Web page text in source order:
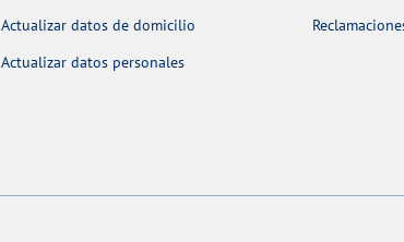
Actualizar datos de domicilio
Actualizar datos personales